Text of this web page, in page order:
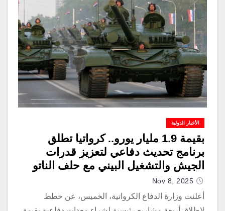
الأخبار الدولية
بقيمة 1.9 مليار يورو.. كرواتيا تطلق
برنامج تحديث دفاعي لتعزيز قدرات
الجيش والتشغيل البيني مع حلف الناتو
Nov 8, 2025
أعلنت وزارة الدفاع الكرواتية، الخميس، عن خطط